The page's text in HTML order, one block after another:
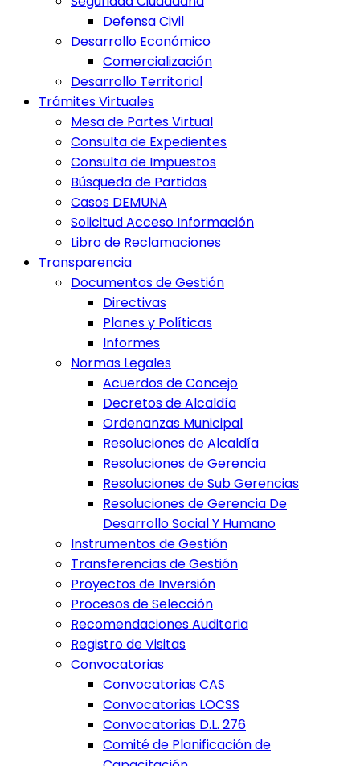
Defensa Civil
Desarrollo Económico
Comercialización
Desarrollo Territorial
Trámites Virtuales
Mesa de Partes Virtual
Consulta de Expedientes
Consulta de Impuestos
Búsqueda de Partidas
Casos DEMUNA
Solicitud Acceso Información
Libro de Reclamaciones
Transparencia
Documentos de Gestión
Directivas
Planes y Políticas
Informes
Normas Legales
Acuerdos de Concejo
Decretos de Alcaldía
Ordenanzas Municipal
Resoluciones de Alcaldía
Resoluciones de Gerencia
Resoluciones de Sub Gerencias
Resoluciones de Gerencia De
Desarrollo Social Y Humano
Instrumentos de Gestión
Transferencias de Gestión
Proyectos de Inversión
Procesos de Selección
Recomendaciones Auditoria
Registro de Visitas
Convocatorias
Convocatorias CAS
Convocatorias LOCSS
Convocatorias D.L. 276
Comité de Planificación de